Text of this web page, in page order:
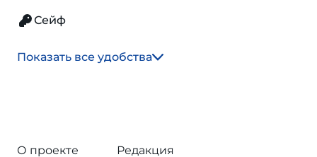
Сейф
Показать все удобства
О проекте
Редакция